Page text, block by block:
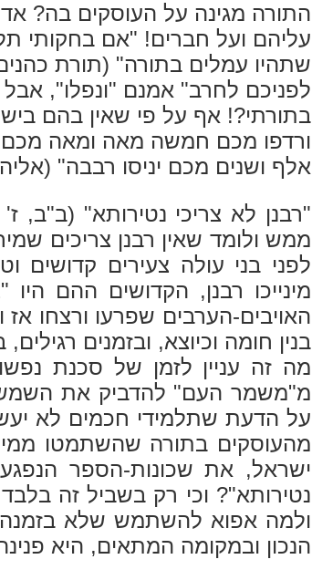
התורה מגינה על העוסקים בה?
עליהם ועל חברים! "אם בחקותי
שתהיו עמלים בתורה" (תורת
לפניכם לחרב" אמנם "ונפלו",
בתורתי?! אף על פי שאין בהם
ורדפו מכם חמשה מאה ומאה מכם
אלף ושנים מכם יניסו רבבה"
"רבנן לא צריכי נטירותא"
ממש ולומד שאין רבנן צריכים
לפני בני עולה צעירים קדושים
מינייכו רבנן, הקדושים ההם
האויבים-הערבים שפרעו ורצחו
בנין חומה וכיוצא, ובזמנים
מה זה עניין לזמן של סכנת
מ"משמר העם" להדביק את
על הדעת שתלמידי חכמים לא
מהעוסקים בתורה שהשתמטו
ישראל, את שכונות-הספר
נטירותא"? וכי רק בשביל זה
ולמה אפוא להשתמש שלא
הנכון ובמקומה המתאים, היא